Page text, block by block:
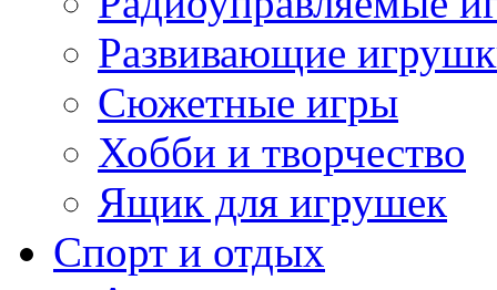
Развивающие
Сюжетные игры
Хобби и творчество
Ящик для игрушек
Спорт и отдых